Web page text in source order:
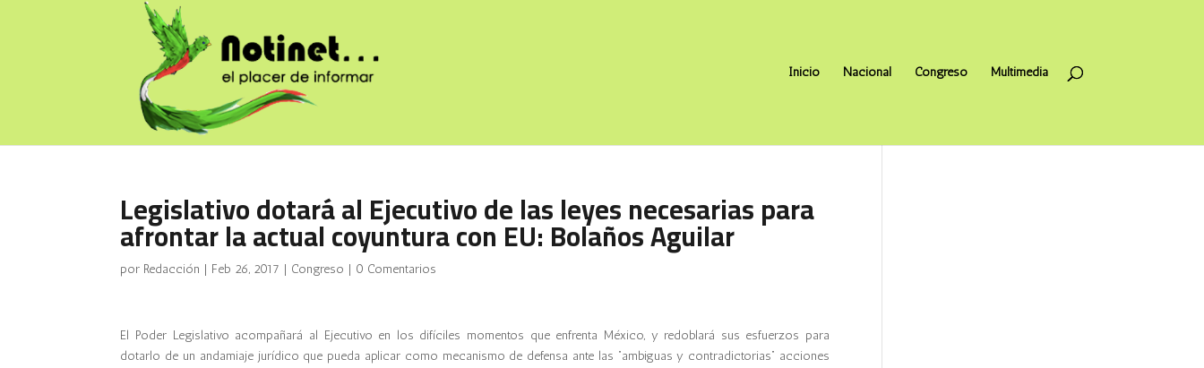
Inicio Nacional Congreso Multimedia
Legislativo dotará al Ejecutivo de las leyes necesarias para
afrontar la actual coyuntura con EU: Bolaños Aguilar
por Redacción | Feb 26, 2017 | Congreso | 0 Comentarios
El Poder Legislativo acompañará al Ejecutivo en los difíciles momentos que enfrenta México, y redoblará sus esfuerzos para
dotarlo de un andamiaje jurídico que pueda aplicar como mecanismo de defensa ante las “ambiguas y contradictorias” acciones